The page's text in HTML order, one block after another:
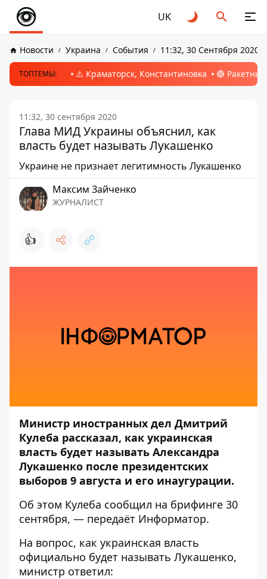
UK
Новости Украина События 11:32, 30 Сентября 2020
ТОПТЕМЫ: ⚠️ Краматорск, Константиновка 🔴
11:32, 30 сентября 2020
Глава МИД Украины объяснил, как
власть будет называть Лукашенко
Украине не признает легитимность Лукашенко
Максим Зайченко
ЖУРНАЛИСТ
👍
Министр иностранных дел Дмитрий
Кулеба рассказал, как украинская
власть будет называть Александра
Лукашенко после президентских
выборов 9 августа и его инаугурации.
Об этом Кулеба сообщил на брифинге 30
сентября, — передаёт Информатор.
На вопрос, как украинская власть
официально будет называть Лукашенко,
министр ответил: